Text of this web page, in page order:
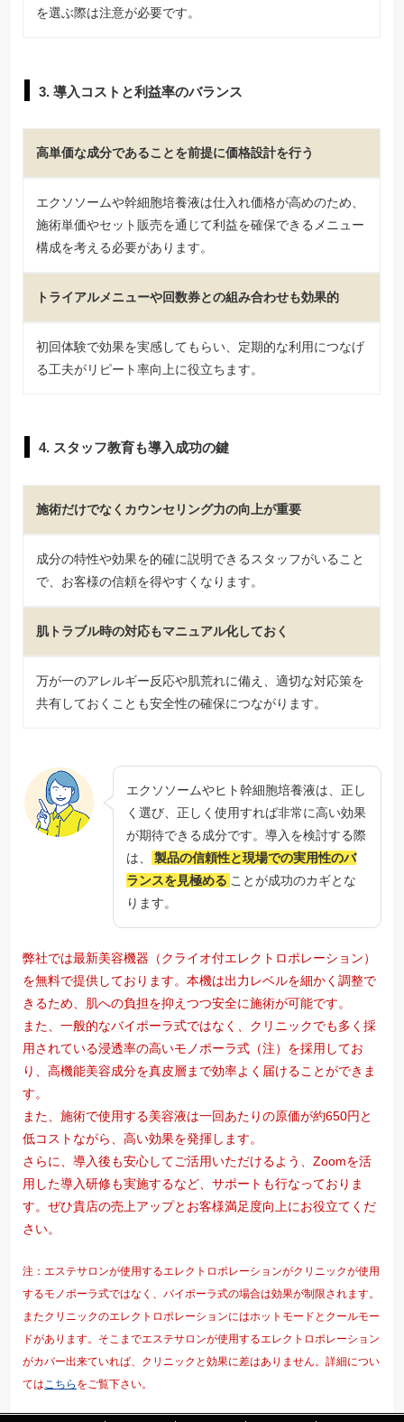
を選ぶ際は注意が必要です。
3. 導入コストと利益率のバランス
高単価な成分であることを前提に価格設計を行う
エクソソームや幹細胞培養液は仕入れ価格が高めのため、
施術単価やセット販売を通じて利益を確保できるメニュー
構成を考える必要があります。
トライアルメニューや回数券との組み合わせも効果的
初回体験で効果を実感してもらい、定期的な利用につなげ
る工夫がリピート率向上に役立ちます。
4. スタッフ教育も導入成功の鍵
施術だけでなくカウンセリング力の向上が重要
成分の特性や効果を的確に説明できるスタッフがいること
で、お客様の信頼を得やすくなります。
肌トラブル時の対応もマニュアル化しておく
万が一のアレルギー反応や肌荒れに備え、適切な対応策を
共有しておくことも安全性の確保につながります。
エクソソームやヒト幹細胞培養液は、正し
く選び、正しく使用すれば非常に高い効果
が期待できる成分です。導入を検討する際
は、
製品の信頼性と現場での実用性のバ
ランスを見極める ことが成功のカギとな
ります。
弊社では最新美容機器（クライオ付エレクトロポレーション）
を無料で提供しております。本機は出力レベルを細かく調整で
きるため、肌への負担を抑えつつ安全に施術が可能です。
また、一般的なバイポーラ式ではなく、クリニックでも多く採
用されている浸透率の高いモノポーラ式（注）を採用してお
り、高機能美容成分を真皮層まで効率よく届けることができま
す。
また、施術で使用する美容液は一回あたりの原価が約650円と
低コストながら、高い効果を発揮します。
さらに、導入後も安心してご活用いただけるよう、Zoomを活
用した導入研修も実施するなど、サポートも行なっておりま
す。ぜひ貴店の売上アップとお客様満足度向上にお役立てくだ
さい。
注：エステサロンが使用するエレクトロポレーションがクリニックが使用
するモノポーラ式ではなく、バイポーラ式の場合は効果が制限されます。
またクリニックのエレクトロポレーションにはホットモードとクールモー
ドがあります。そこまでエステサロンが使用するエレクトロポレーション
がカバー出来ていれば、クリニックと効果に差はありません。詳細につい
ては こちら をご覧下さい。